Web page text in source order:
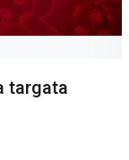
targata